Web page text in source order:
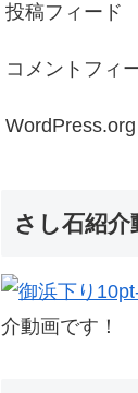
投稿フィード
コメントフィ
WordPress.org
さし石紹介
介動画です！